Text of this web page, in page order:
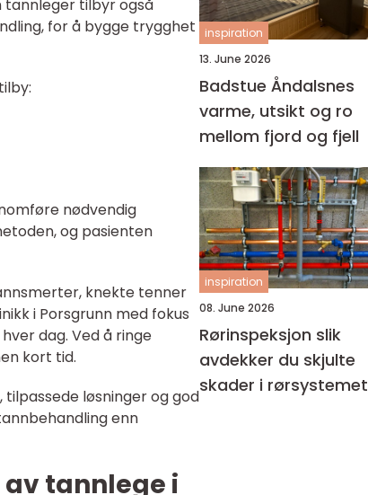
tannleger tilbyr også
for å bygge trygghet
nødvendig
og pasienten
knekte tenner
i Porsgrunn med fokus
dag. Ved å ringe
kort tid.
løsninger og god
enn
tannlege i
inspiration
13. June 2026
Badstue Åndalsnes
varme, utsikt og ro
mellom fjord og fjell
inspiration
08. June 2026
Rørinspeksjon slik
avdekker du skjulte
skader i rørsystemet